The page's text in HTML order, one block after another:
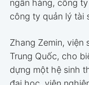
ngân hàng, công
công ty quản lý tài
Zhang Zemin, viện
Trung Quốc, cho
dựng một hệ sinh